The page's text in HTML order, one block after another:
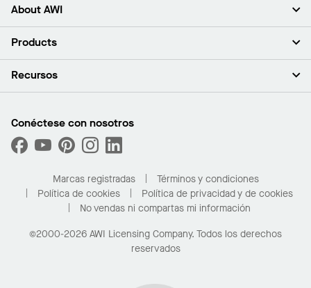
About AWI
Acerca de nosotros
Sala de prensa
Sustentabilidad
¿Cuáles son mis opciones de compra?
Products
Plafones
Capacidades personalizadas
Desempeño
Recursos
Buscar un distribuidor
Solicitar muestras
Compre en línea con Kanopi
Para el hogar
Conéctese con nosotros
Marcas registradas
Términos y condiciones
Política de cookies
Política de privacidad y de cookies
No vendas ni compartas mi información
©2000-2026 AWI Licensing Company. Todos los derechos
reservados